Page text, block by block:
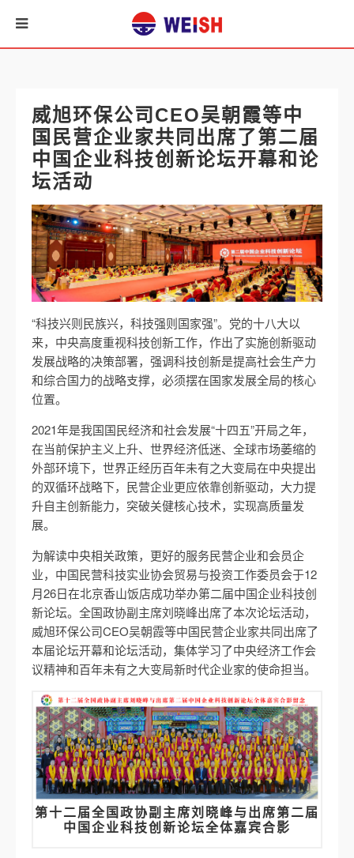
威旭环保公司CEO吴朝霞等中
国民营企业家共同出席了第二届
中国企业科技创新论坛开幕和论
坛活动
“科技兴则民族兴，科技强则国家强”。党的十八大以
来，中央高度重视科技创新工作，作出了实施创新驱动
发展战略的决策部署，强调科技创新是提高社会生产力
和综合国力的战略支撑，必须摆在国家发展全局的核心
位置。
2021年是我国国民经济和社会发展“十四五”开局之年，
在当前保护主义上升、世界经济低迷、全球市场萎缩的
外部环境下，世界正经历百年未有之大变局在中央提出
的双循环战略下，民营企业更应依靠创新驱动，大力提
升自主创新能力，突破关健核心技术，实现高质量发
展。
为解读中央相关政策，更好的服务民营企业和会员企
业，中国民营科技实业协会贸易与投资工作委员会于12
月26日在北京香山饭店成功举办第二届中国企业科技创
新论坛。全国政协副主席刘晓峰出席了本次论坛活动，
威旭环保公司CEO吴朝霞等中国民营企业家共同出席了
本届论坛开幕和论坛活动，集体学习了中央经济工作会
议精神和百年未有之大变局新时代企业家的使命担当。
第十二届全国政协副主席刘晓峰与出席第二届
中国企业科技创新论坛全体嘉宾合影